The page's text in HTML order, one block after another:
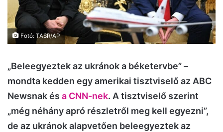
Fotó: TASR/AP
„Beleegyeztek az ukránok a béketervbe” –
mondta kedden egy amerikai tisztviselő az ABC
Newsnak és a CNN-nek. A tisztviselő szerint
„még néhány apró részletről meg kell egyezni”,
de az ukránok alapvetően beleegyeztek az